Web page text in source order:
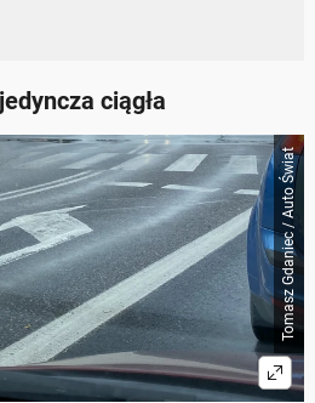
ciągła
Tomasz Gdaniec / Auto Świat